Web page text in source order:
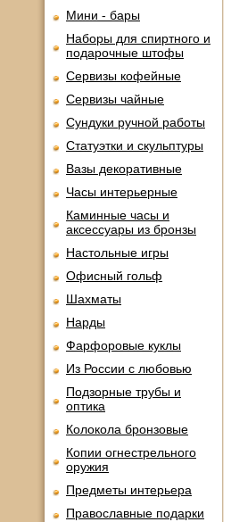
Мини - бары
Наборы для спиртного и
подарочные штофы
Сервизы кофейные
Сервизы чайные
Сундуки ручной работы
Статуэтки и скульптуры
Вазы декоративные
Часы интерьерные
Каминные часы и
аксессуары из бронзы
Настольные игры
Офисный гольф
Шахматы
Нарды
Фарфоровые куклы
Из России с любовью
Подзорные трубы и
оптика
Колокола бронзовые
Копии огнестрельного
оружия
Предметы интерьера
Православные подарки